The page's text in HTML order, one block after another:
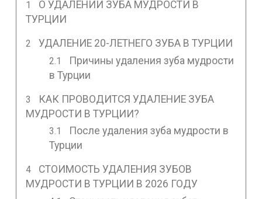
О УДАЛЕНИИ ЗУБА МУДРОСТИ В
ТУРЦИИ
УДАЛЕНИЕ 20-ЛЕТНЕГО ЗУБА В ТУРЦИИ
Причины удаления зуба мудрости
в Турции
КАК ПРОВОДИТСЯ УДАЛЕНИЕ ЗУБА
МУДРОСТИ В ТУРЦИИ?
После удаления зуба мудрости в
Турции
СТОИМОСТЬ УДАЛЕНИЯ ЗУБОВ
МУДРОСТИ В ТУРЦИИ В 2026 ГОДУ